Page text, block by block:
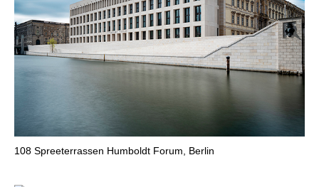
108 Spreeterrassen Humboldt Forum, Berlin